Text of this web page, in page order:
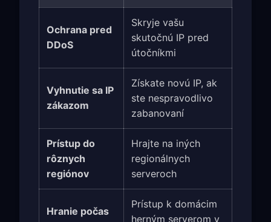
Ochrana pred
DDoS
Skryje vašu
skutočnú IP pred
útočníkmi
Vyhnutie sa IP
zákazom
Získate novú IP, ak
ste nespravodlivo
zabanovaní
Prístup do
rôznych
regiónov
Hrajte na iných
regionálnych
serveroch
Hranie počas
Prístup k domácim
herným serverom v